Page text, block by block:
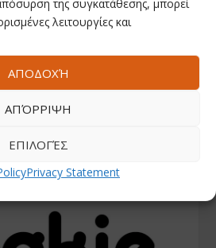
της συγκατάθεσης, μπορεί
λειτουργίες και
ΑΠΟΔΟΧΉ
ΑΠΌΡΡΙΨΗ
ΕΠΙΛΟΓΈΣ
Privacy Statement